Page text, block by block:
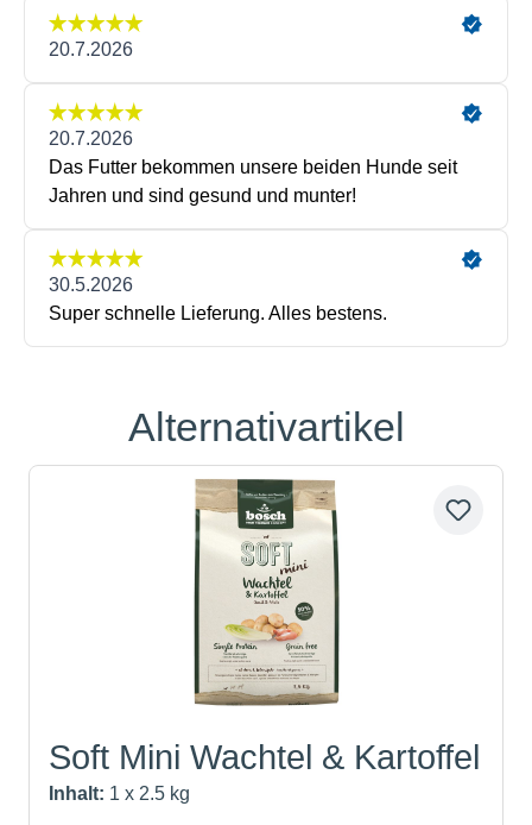
Produktgalerie überspringen
Alternativartikel
Soft Mini Wachtel & Kartoffel
Inhalt: 1 x 2.5 kg